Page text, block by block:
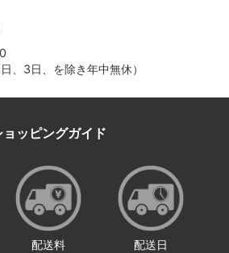
、3日、を除き年中無休）
ョッピングガイド
配送料 配送日